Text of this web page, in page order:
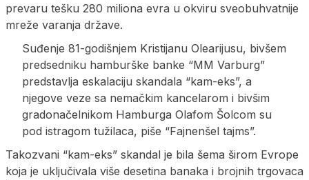
prevaru tešku 280 miliona evra u okviru sveobuhvatnije
mreže varanja države.
Suđenje 81-godišnjem Kristijanu Olearijusu, bivšem
predsedniku hamburške banke “MM Varburg”
predstavlja eskalaciju skandala “kam-eks”, a
njegove veze sa nemačkim kancelarom i bivšim
gradonačelnikom Hamburga Olafom Šolcom su
pod istragom tužilaca, piše “Fajnenšel tajms”.
Takozvani “kam-eks” skandal je bila šema širom Evrope
koja je uključivala više desetina banaka i brojnih trgovaca